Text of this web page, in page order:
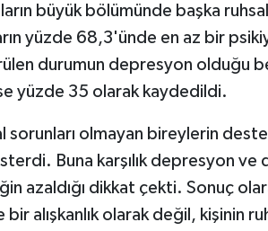
büyük bölümünde başka
yüzde 68,3'ünde en az bir
durumun depresyon olduğu
yüzde 35 olarak kaydedildi.
sorunları olmayan bireylerin
Buna karşılık depresyon ve
azaldığı dikkat çekti. Sonuç
bir alışkanlık olarak değil, kişinin